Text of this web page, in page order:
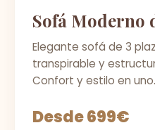
Sofá Moderno
Elegante sofá de 3
transpirable y
Confort y estilo en uno.
Desde 699€